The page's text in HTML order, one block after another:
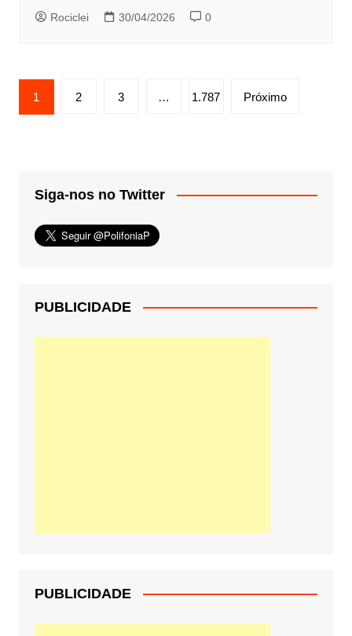
Rociclei 30/04/2026 0
Paginação
de
1 2 3 … 1.787 Próximo
Siga-nos no Twitter
PUBLICIDADE
PUBLICIDADE